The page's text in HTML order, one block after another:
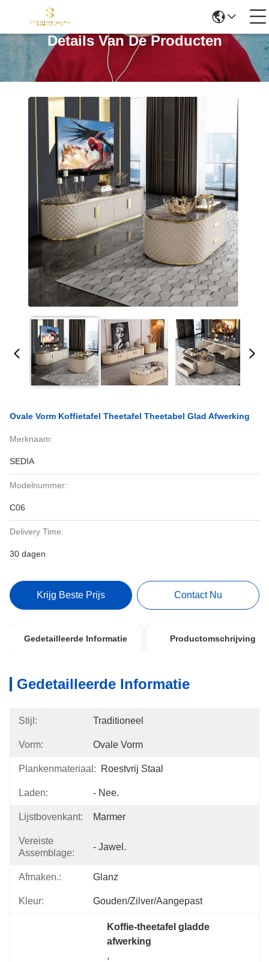
Details Van De Producten
Ovale Vorm Koffietafel Theetafel Theetabel Glad Afwerking
Merknaam:
SEDIA
Modelnummer:
C06
Delivery Time:
30 dagen
Krijg Beste Prijs Contact Nu
Gedetailleerde Informatie Productomschrijving
Gedetailleerde Informatie
Stijl: Traditioneel
Vorm: Ovale Vorm
Plankenmateriaal: Roestvrij Staal
Laden: - Nee.
Lijstbovenkant: Marmer
Vereiste
Assemblage:
- Jawel.
Afmaken.: Glanz
Kleur: Gouden/Zilver/aangepast
Koffie-theetafel gladde
afwerking
,